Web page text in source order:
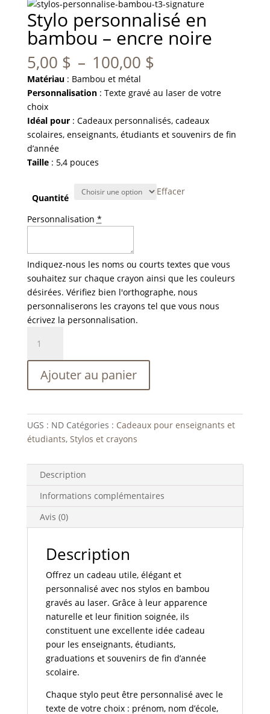
Stylo personnalisé en
bambou – encre noire
5,00 $ – 100,00 $
prix :
5,00 $
à
100,00 $
Matériau: Bambou et métal
Personnalisation: Texte gravé au laser de votre
choix
Idéal pour: Cadeaux personnalisés, cadeaux
scolaires, enseignants, étudiants et souvenirs de fin
d’année
Taille: 5,4 pouces
Quantité
Effacer
Personnalisation *
Indiquez-nous les noms ou courts textes que vous
souhaitez sur chaque crayon ainsi que les couleurs
désirées. Vérifiez bien l'orthographe, nous
personnaliserons les crayons tel que vous nous
écrivez la personnalisation.
Stylo
personnalisé
en
-
encre
noire
Ajouter au panier
UGS : ND Catégories : Cadeaux pour enseignants et
étudiants, Stylos et crayons
Description
Informations complémentaires
Avis (0)
Description
Offrez un cadeau utile, élégant et
personnalisé avec nos stylos en bambou
gravés au laser. Grâce à leur apparence
naturelle et leur finition soignée, ils
constituent une excellente idée cadeau
pour les enseignants, étudiants,
graduations et souvenirs de fin d’année
scolaire.
Chaque stylo peut être personnalisé avec le
texte de votre choix : prénom, nom d’école,